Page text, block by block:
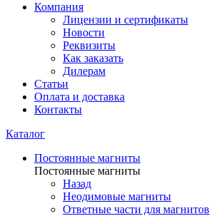
Компания
Лицензии и сертификаты
Новости
Реквизиты
Как заказать
Дилерам
Статьи
Оплата и доставка
Контакты
Каталог
Постоянные магниты
Постоянные магниты
Назад
Неодимовые магниты
Ответные части для магнитов